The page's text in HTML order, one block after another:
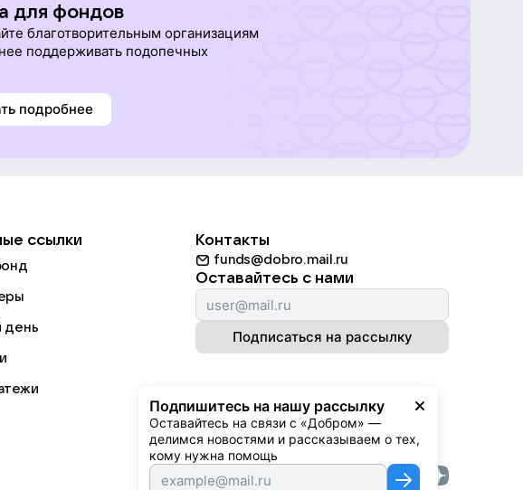
для фондов
благотворительным организациям
поддерживать подопечных
подробнее
Подпишитесь на нашу рассылку
Оставайтесь на связи с «Добром» —
делимся новостями и рассказываем о тех,
кому нужна помощь
ссылки
день
Контакты
funds@dobro.mail.ru
Оставайтесь с нами
Подписаться на рассылку